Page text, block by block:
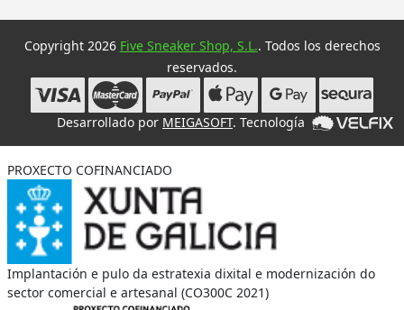
Copyright 2026 Five Sneaker Shop, S.L.. Todos los derechos
reservados.
Desarrollado por MEIGASOFT. Tecnología
PROXECTO COFINANCIADO
Implantación e pulo da estratexia dixital e modernización do
sector comercial e artesanal (CO300C 2021)